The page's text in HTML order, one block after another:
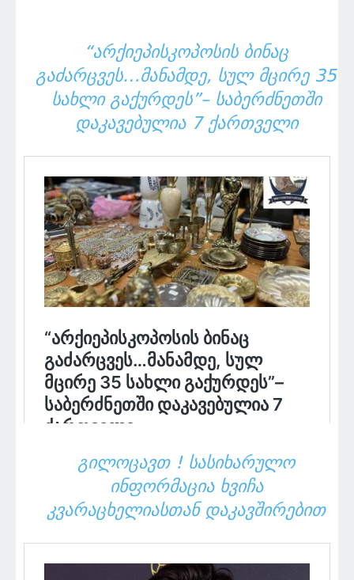
“ᲐᲠᲥᲘᲔᲞᲘᲡᲙᲝᲞᲝᲡᲘᲡ ᲑᲘᲜᲐᲪ
ᲒᲐᲫᲐᲠᲪᲕᲔᲡ…ᲛᲐᲜᲐᲛᲓᲔ, ᲡᲣᲚ ᲛᲪᲘᲠᲔ 35
ᲡᲐᲮᲚᲘ ᲒᲐᲥᲣᲠᲓᲔᲡ”– ᲡᲐᲑᲔᲠᲫᲜᲔᲗᲨᲘ
ᲓᲐᲙᲐᲕᲔᲑᲣᲚᲘᲐ 7 ᲥᲐᲠᲗᲕᲔᲚᲘ
ᲒᲘᲚᲝᲪᲐᲕᲗ ! ᲡᲐᲡᲘᲮᲐᲠᲣᲚᲝ
ᲘᲜᲤᲝᲠᲛᲐᲪᲘᲐ ᲮᲕᲘᲩᲐ
ᲙᲕᲐᲠᲐᲪᲮᲔᲚᲘᲐᲡᲗᲐᲜ ᲓᲐᲙᲐᲕᲨᲘᲠᲔᲑᲘᲗ